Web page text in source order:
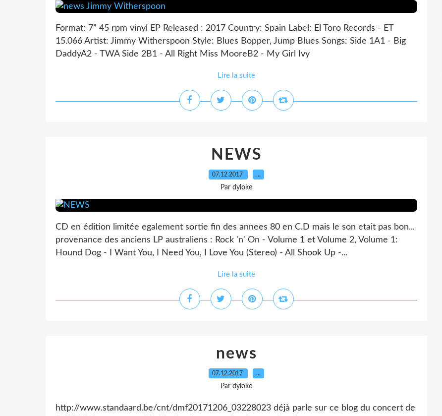
Format: 7” 45 rpm vinyl EP Released : 2017 Country: Spain Label: El Toro Records - ET
15.066 Artist: Jimmy Witherspoon Style: Blues Bopper, Jump Blues Songs: Side 1A1 - Big
DaddyA2 - TWA Side 2B1 - All Right Miss MooreB2 - My Girl Ivy
Lire la suite
NEWS
07.12.2017 …
Par dyloke
CD en édition limitée egalement sortie fin des annees 80 en C.D mais le son etait pas bon...
provenance des anciens LP australiens : Rock 'n' On - Volume 1 et Volume 2, Volume 1:
Hound Dog - I Want You, I Need You, I Love You (Stereo) - All Shook Up -...
Lire la suite
news
07.12.2017 …
Par dyloke
http://www.standaard.be/cnt/dmf20171206_03228023 déjà parle sur ce blog du concert de